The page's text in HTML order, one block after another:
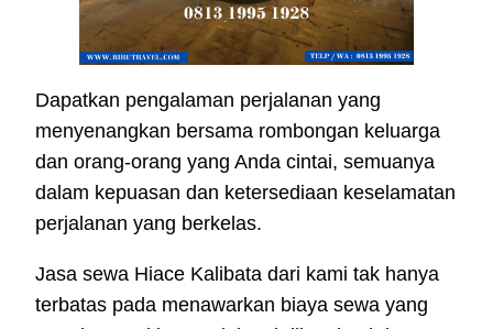
Dapatkan pengalaman perjalanan yang
menyenangkan bersama rombongan keluarga
dan orang-orang yang Anda cintai, semuanya
dalam kepuasan dan ketersediaan keselamatan
perjalanan yang berkelas.
Jasa sewa Hiace Kalibata dari kami tak hanya
terbatas pada menawarkan biaya sewa yang